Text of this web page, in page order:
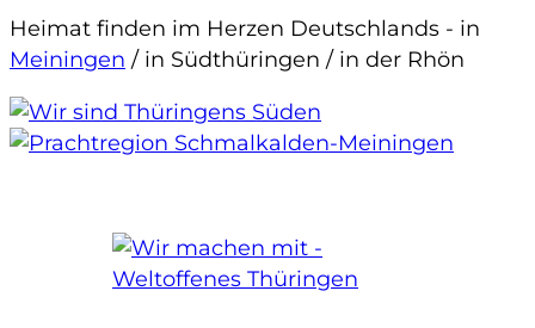
Heimat finden im Herzen Deutschlands - in
Meiningen / in Südthüringen / in der Rhön